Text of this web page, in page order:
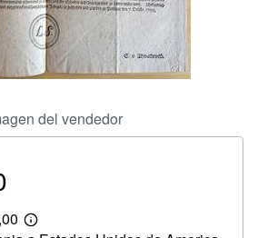
CERRAR
del vendedor
Más